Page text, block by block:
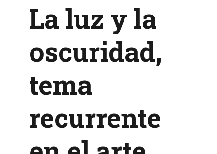
La luz y la
oscuridad,
tema
recurrente